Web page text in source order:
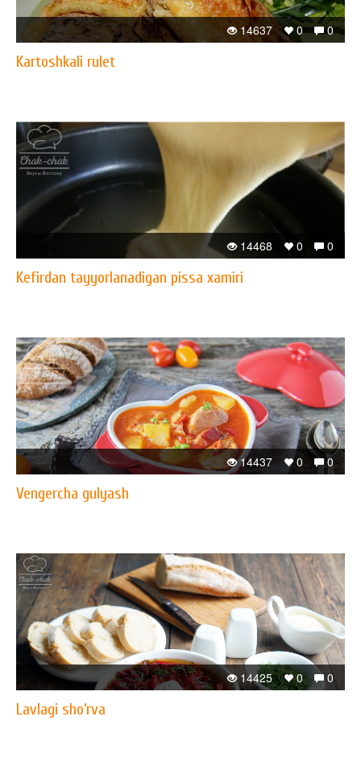
0
0
14637
Kartoshkali rulet
0
0
14468
Kefirdan tayyorlanadigan pissa xamiri
0
0
14437
Vengercha gulyash
0
0
14425
Lavlagi sho‘rva